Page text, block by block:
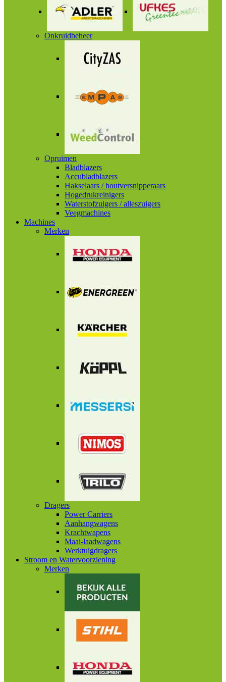
Onkruidbeheer
Opruimen
Bladblazers
Accubladblazers
Hakselaars / houtversnipperaars
Hogedrukreinigers
Waterstofzuigers / alleszuigers
Veegmachines
Machines
Merken
Dragers
Power Carriers
Aanhangwagens
Krachtwapens
Maai-laadwagens
Werktuigdragers
Stroom en Watervoorziening
Merken